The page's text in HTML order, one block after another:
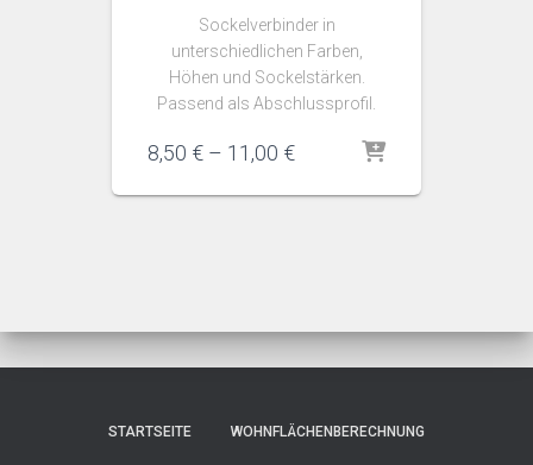
Sockelverbinder in
unterschiedlichen Farben,
Höhen und Sockelstärken.
Passend als Abschlussprofil.
8,50 € – 11,00 €Preisspanne:
bis
STARTSEITE WOHNFLÄCHENBERECHNUNG